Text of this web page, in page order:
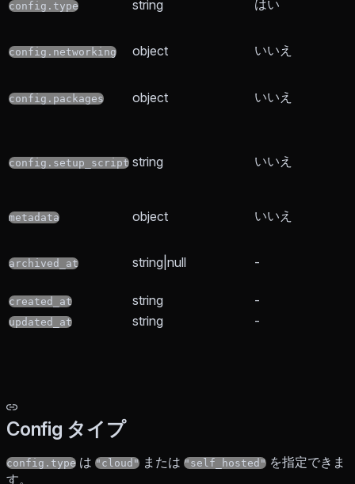
config.type string はい
config.networking object いいえ
config.packages object いいえ
config.setup_script string いいえ
metadata object いいえ
archived_at string|null -
created_at string -
updated_at string -
Config タイプ
config.type は "cloud" または "self_hosted" を指定できま
す。